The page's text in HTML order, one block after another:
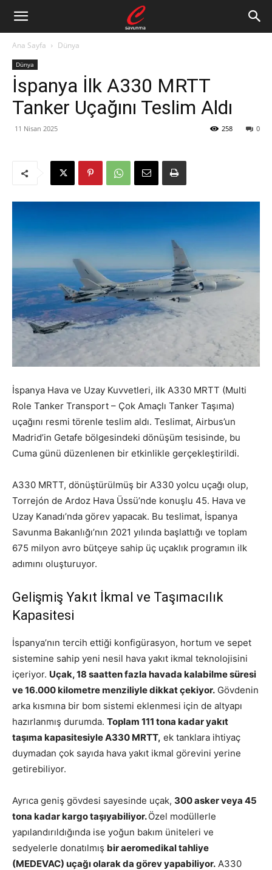
Ana Sayfa Dünya
Dünya
İspanya İlk A330 MRTT
Tanker Uçağını Teslim Aldı
11 Nisan 2025 0
258
İspanya Hava ve Uzay Kuvvetleri, ilk A330 MRTT (Multi
Role Tanker Transport – Çok Amaçlı Tanker Taşıma)
uçağını resmi törenle teslim aldı. Teslimat, Airbus’un
Madrid’in Getafe bölgesindeki dönüşüm tesisinde, bu
Cuma günü düzenlenen bir etkinlikle gerçekleştirildi.
A330 MRTT, dönüştürülmüş bir A330 yolcu uçağı olup,
Torrejón de Ardoz Hava Üssü’nde konuşlu 45. Hava ve
Uzay Kanadı’nda görev yapacak. Bu teslimat, İspanya
Savunma Bakanlığı’nın 2021 yılında başlattığı ve toplam
675 milyon avro bütçeye sahip üç uçaklık programın ilk
adımını oluşturuyor.
Gelişmiş Yakıt İkmal ve Taşımacılık
Kapasitesi
İspanya’nın tercih ettiği konfigürasyon, hortum ve sepet
sistemine sahip yeni nesil hava yakıt ikmal teknolojisini
içeriyor. Uçak, 18 saatten fazla havada kalabilme süresi
ve 16.000 kilometre menziliyle dikkat çekiyor. Gövdenin
arka kısmına bir bom sistemi eklenmesi için de altyapı
hazırlanmış durumda. Toplam 111 tona kadar yakıt
taşıma kapasitesiyle A330 MRTT, ek tanklara ihtiyaç
duymadan çok sayıda hava yakıt ikmal görevini yerine
getirebiliyor.
Ayrıca geniş gövdesi sayesinde uçak, 300 asker veya 45
tona kadar kargo taşıyabiliyor.Özel modüllerle
yapılandırıldığında ise yoğun bakım üniteleri ve
sedyelerle donatılmış bir aeromedikal tahliye
(MEDEVAC) uçağı olarak da görev yapabiliyor. A330